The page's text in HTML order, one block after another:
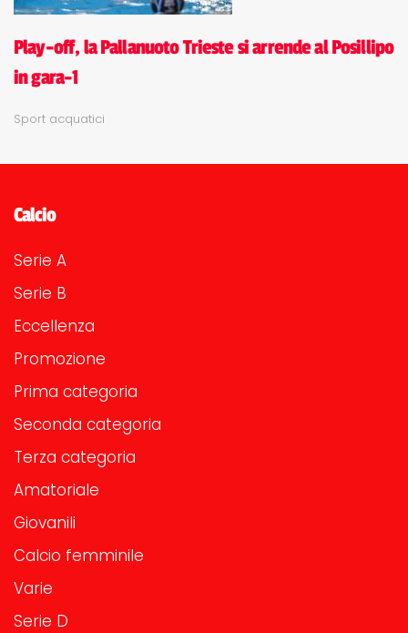
Play-off, la Pallanuoto Trieste si arrende al Posillipo
in gara-1
Sport acquatici
Calcio
Serie A
Serie B
Eccellenza
Promozione
Prima categoria
Seconda categoria
Terza categoria
Amatoriale
Giovanili
Calcio femminile
Varie
Serie D